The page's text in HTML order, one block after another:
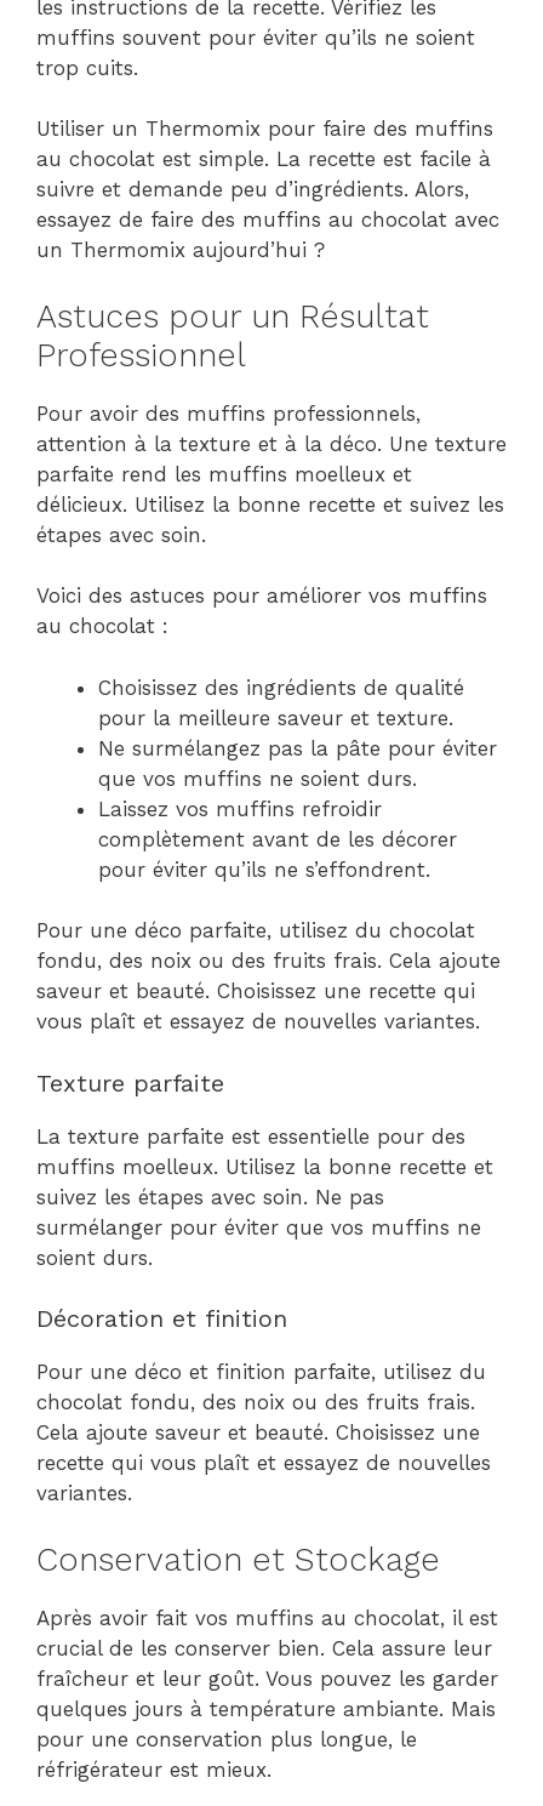
les instructions de la recette. Vérifiez les
muffins souvent pour éviter qu’ils ne soient
trop cuits.
Utiliser un Thermomix pour faire des muffins
au chocolat est simple. La recette est facile à
suivre et demande peu d’ingrédients. Alors,
essayez de faire des muffins au chocolat avec
un Thermomix aujourd’hui ?
Astuces pour un Résultat
Professionnel
Pour avoir des muffins professionnels,
attention à la texture et à la déco. Une texture
parfaite rend les muffins moelleux et
délicieux. Utilisez la bonne recette et suivez les
étapes avec soin.
Voici des astuces pour améliorer vos muffins
au chocolat :
Choisissez des ingrédients de qualité
pour la meilleure saveur et texture.
Ne surmélangez pas la pâte pour éviter
que vos muffins ne soient durs.
Laissez vos muffins refroidir
complètement avant de les décorer
pour éviter qu’ils ne s’effondrent.
Pour une déco parfaite, utilisez du chocolat
fondu, des noix ou des fruits frais. Cela ajoute
saveur et beauté. Choisissez une recette qui
vous plaît et essayez de nouvelles variantes.
Texture parfaite
La texture parfaite est essentielle pour des
muffins moelleux. Utilisez la bonne recette et
suivez les étapes avec soin. Ne pas
surmélanger pour éviter que vos muffins ne
soient durs.
Décoration et finition
Pour une déco et finition parfaite, utilisez du
chocolat fondu, des noix ou des fruits frais.
Cela ajoute saveur et beauté. Choisissez une
recette qui vous plaît et essayez de nouvelles
variantes.
Conservation et Stockage
Après avoir fait vos muffins au chocolat, il est
crucial de les conserver bien. Cela assure leur
fraîcheur et leur goût. Vous pouvez les garder
quelques jours à température ambiante. Mais
pour une conservation plus longue, le
réfrigérateur est mieux.